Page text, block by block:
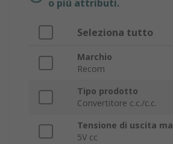
o più attributi.
Seleziona tutto
Marchio
Recom
Tipo prodotto
Convertitore c.c./c.c.
Tensione di uscita
5V cc